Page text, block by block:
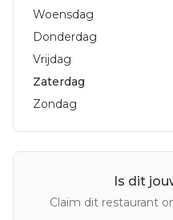
Woensdag
Donderdag
Vrijdag
Zaterdag
Zondag
Is dit
Claim dit restaurant